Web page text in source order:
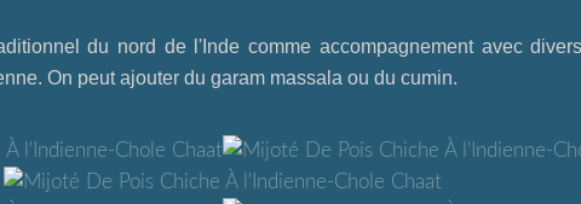
du nord de l'Inde comme accompagnement avec
. On peut ajouter du garam massala ou du cumin.